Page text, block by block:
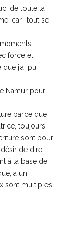
de toute la
car “tout se
force et
j’ai pu
Namur pour
parce que
toujours
sont pour
de dire,
à la base de
a un
sont multiples,
et